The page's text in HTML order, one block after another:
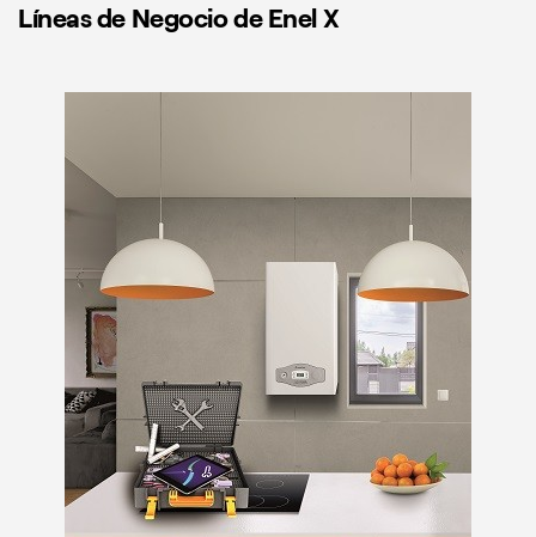
Líneas de Negocio de Enel X